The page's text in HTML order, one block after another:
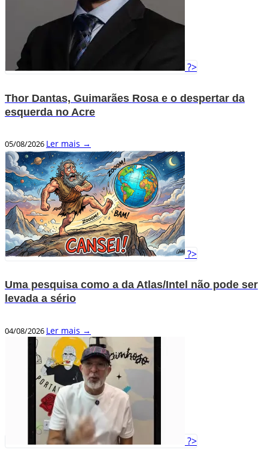
?>
Thor Dantas, Guimarães Rosa e o despertar da
esquerda no Acre
05/08/2026 Ler mais →
?>
Uma pesquisa como a da Atlas/Intel não pode ser
levada a sério
04/08/2026 Ler mais →
?>